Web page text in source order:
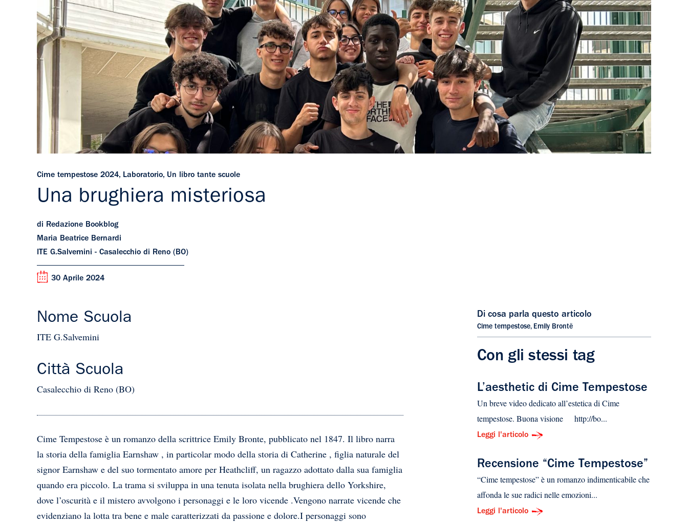
Cime tempestose 2024, Laboratorio, Un libro tante scuole
Una brughiera misteriosa
di Redazione Bookblog
Maria Beatrice Bernardi
ITE G.Salvemini - Casalecchio di Reno (BO)
30 Aprile 2024
Nome Scuola
ITE G.Salvemini
Città Scuola
Casalecchio di Reno (BO)
Cime Tempestose è un romanzo della scrittrice Emily Bronte, pubblicato nel 1847. Il libro narra
la storia della famiglia Earnshaw , in particolar modo della storia di Catherine , figlia naturale del
signor Earnshaw e del suo tormentato amore per Heathcliff, un ragazzo adottato dalla sua famiglia
quando era piccolo. La trama si sviluppa in una tenuta isolata nella brughiera dello Yorkshire,
dove l’oscurità e il mistero avvolgono i personaggi e le loro vicende .Vengono narrate vicende che
evidenziano la lotta tra bene e male caratterizzati da passione e dolore.I personaggi sono
Di cosa parla questo articolo
Cime tempestose, Emily Brontë
Con gli stessi tag
L’aesthetic di Cime Tempestose
Un breve video dedicato all’estetica di Cime
tempestose. Buona visione http://bo...
Leggi l'articolo
Recensione “Cime Tempestose”
“Cime tempestose” è un romanzo indimenticabile che
affonda le sue radici nelle emozioni...
Leggi l'articolo